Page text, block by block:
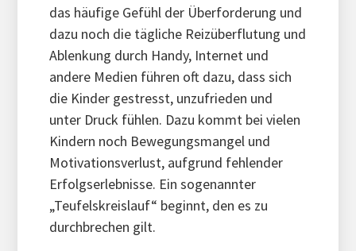
das häufige Gefühl der Überforderung und
dazu noch die tägliche Reizüberflutung und
Ablenkung durch Handy, Internet und
andere Medien führen oft dazu, dass sich
die Kinder gestresst, unzufrieden und
unter Druck fühlen. Dazu kommt bei vielen
Kindern noch Bewegungsmangel und
Motivationsverlust, aufgrund fehlender
Erfolgserlebnisse. Ein sogenannter
„Teufelskreislauf“ beginnt, den es zu
durchbrechen gilt.